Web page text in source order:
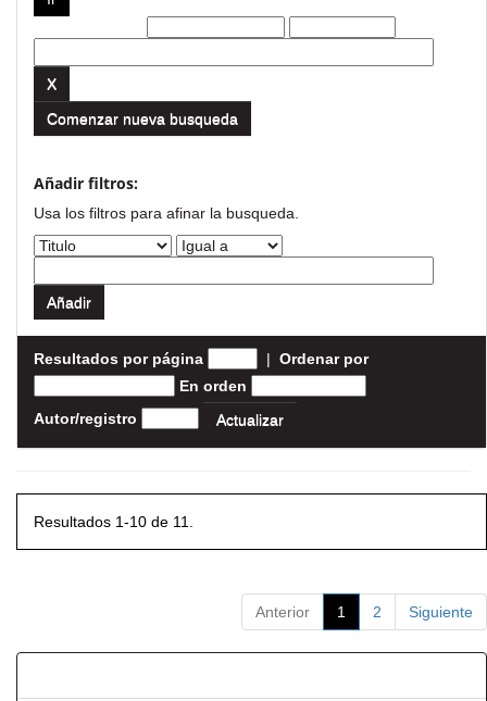
Comenzar nueva busqueda
Añadir filtros:
Usa los filtros para afinar la busqueda.
Resultados por página | Ordenar por
En orden
Autor/registro
Resultados 1-10 de 11.
Anterior 1 2 Siguiente